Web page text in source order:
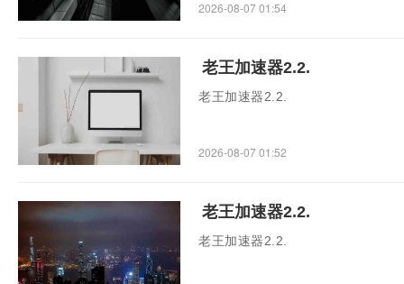
2026-08-07 01:54
老王加速器2.2.
老王加速器2.2.
2026-08-07 01:52
老王加速器2.2.
老王加速器2.2.